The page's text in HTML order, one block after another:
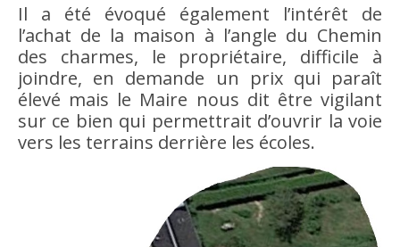
Il a été évoqué également l’intérêt de
l’achat de la maison à l’angle du Chemin
des charmes, le propriétaire, difficile à
joindre, en demande un prix qui paraît
élevé mais le Maire nous dit être vigilant
sur ce bien qui permettrait d’ouvrir la voie
vers les terrains derrière les écoles.